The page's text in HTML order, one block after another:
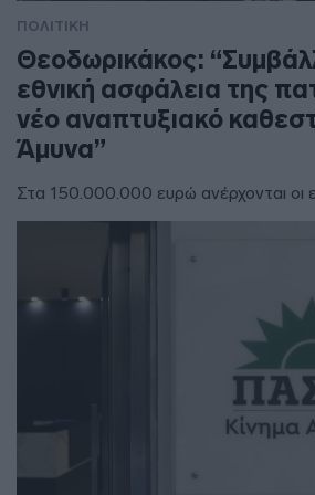
ΠΟΛΙΤΙΚΗ
Θεοδωρικάκος:
εθνική ασφάλεια της
νέο αναπτυξιακό
Άμυνα”
Στα 150.000.000 ευρώ ανέρχονται οι